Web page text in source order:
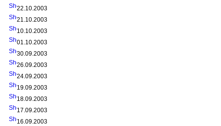
22.10.2003
21.10.2003
10.10.2003
01.10.2003
30.09.2003
26.09.2003
24.09.2003
19.09.2003
18.09.2003
17.09.2003
16.09.2003